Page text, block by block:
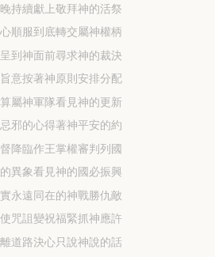
持續獻上敬拜神的活祭
順服到底轉交屬神權柄
到神面前尋求神的裁決
意按著神原則安排分配
屬神軍隊看見神的更新
邪的心得著神平安的約
降臨作王掌權審判列國
異象看見神的國必振興
永遠同在的神戰勝仇敵
咒詛變祝福緊抓神應許
道路決心只說神說的話